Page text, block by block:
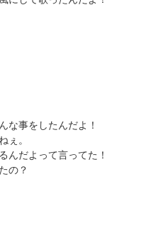
な事をしたんだよ！
ぇ。
んだよって言ってた！
の？